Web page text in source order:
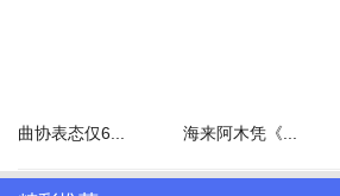
曲协表态仅6... 海来阿木凭《...